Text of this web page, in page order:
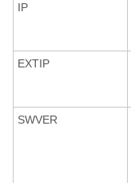
IP
EXTIP
SWVER